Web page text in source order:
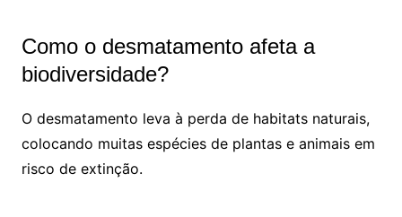
Como o desmatamento afeta a
biodiversidade?
O desmatamento leva à perda de habitats naturais,
colocando muitas espécies de plantas e animais em
risco de extinção.